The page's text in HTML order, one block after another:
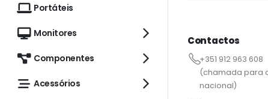
Portáteis
Monitores
Componentes
Acessórios
Contactos
+351 912 963 608
(chamada para
nacional)